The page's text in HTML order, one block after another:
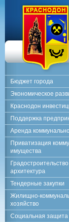
Бюджет города
Экономическое
Краснодон
Поддержка
Аренда
Приватизация
имущества
архитектура
Тендерные закупки
Жилищно-
хозяйство
Социальная защита